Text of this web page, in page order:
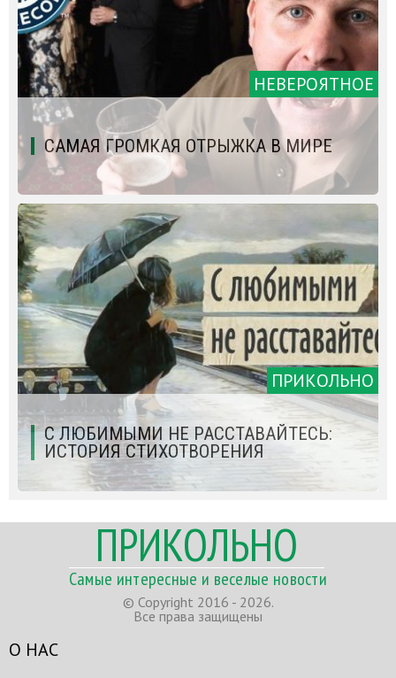
НЕВЕРОЯТНОЕ
САМАЯ ГРОМКАЯ ОТРЫЖКА В МИРЕ
ПРИКОЛЬНО
С ЛЮБИМЫМИ НЕ РАССТАВАЙТЕСЬ:
ИСТОРИЯ СТИХОТВОРЕНИЯ
ПРИКОЛЬНО
Самые интересные и веселые новости
© Copyright 2016 - 2026.
Все права защищены
О НАС